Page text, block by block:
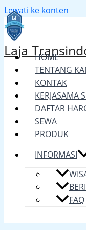
Lewati ke konten
Laja HOME
TENTANG
KONTAK
KERJASAMA
DAFTAR
SEWA
PRODUK
INFORMASI
FAQ